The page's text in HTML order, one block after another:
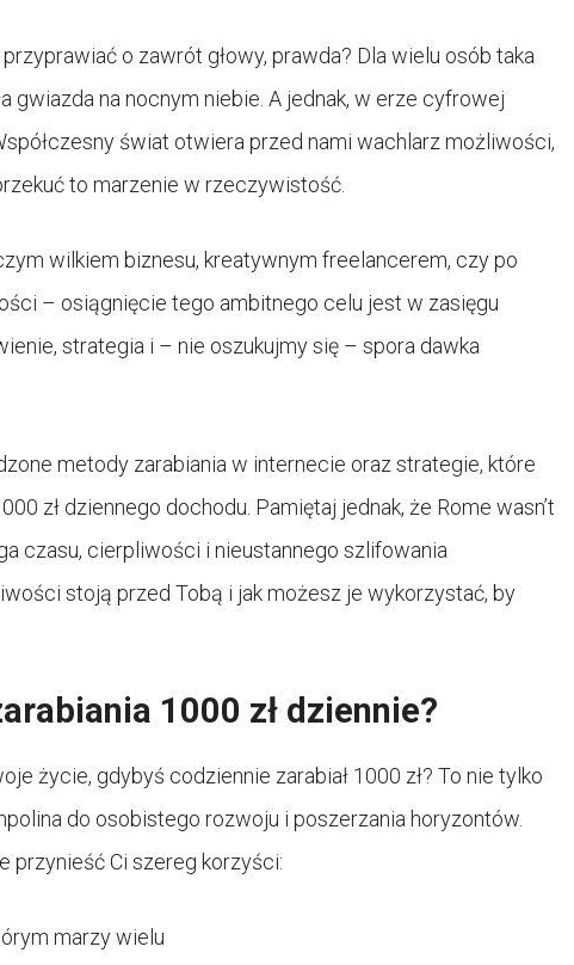
o zawrót głowy, prawda? Dla wielu osób taka
gwiazda na nocnym niebie. A jednak, w erze cyfrowej
świat otwiera przed nami wachlarz możliwości,
to marzenie w rzeczywistość.
wilkiem biznesu, kreatywnym freelancerem, czy po
– osiągnięcie tego ambitnego celu jest w zasięgu
strategia i – nie oszukujmy się – spora dawka
metody zarabiania w internecie oraz strategie, które
zł dziennego dochodu. Pamiętaj jednak, że Rome wasn’t
czasu, cierpliwości i nieustannego szlifowania
stoją przed Tobą i jak możesz je wykorzystać, by
1000 zł dziennie?
życie, gdybyś codziennie zarabiał 1000 zł? To nie tylko
do osobistego rozwoju i poszerzania horyzontów.
przynieść Ci szereg korzyści:
marzy wielu